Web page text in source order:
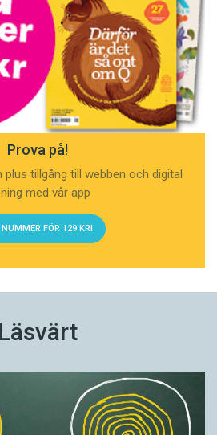
Prova på!
plus tillgång till webben och digital
med vår app
FÖR 129 KR!
Läsvärt